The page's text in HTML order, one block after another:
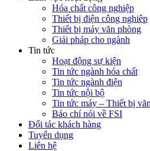
Hóa chất công nghiệp
Thiết bị điện công nghiêp
Thiết bị máy văn phòng
Giải pháp cho ngành
Tin tức
Hoạt động sự kiện
Tin tức ngành hóa chất
Tin tức ngành điện
Tin tức nội bộ
Tin tức máy – Thiết bị
Báo chí nói về FSI
Đối tác khách hàng
Tuyển dụng
Liên hệ